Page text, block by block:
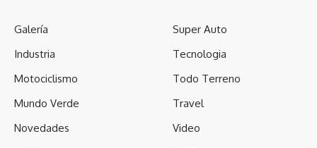
Galería
Industria
Motociclismo
Mundo Verde
Novedades
Super Auto
Tecnologia
Todo Terreno
Travel
Video